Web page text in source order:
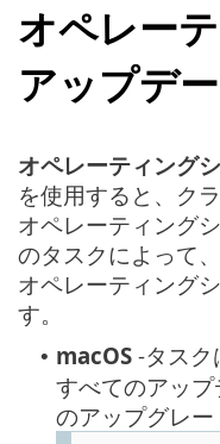
オペレー
アップデ
オペレーティング
を使用すると、ク
オペレーティング
のタスクによって
オペレーティング
す。
• macOS -タスク
すべてのアッ
のアップグレー